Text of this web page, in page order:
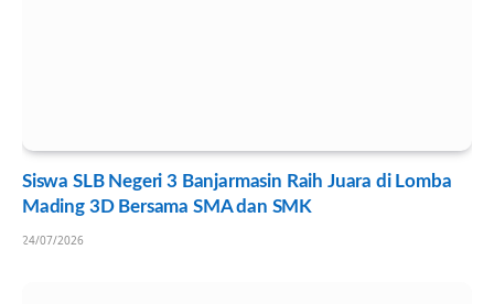
Siswa SLB Negeri 3 Banjarmasin Raih Juara di Lomba
Mading 3D Bersama SMA dan SMK
24/07/2026